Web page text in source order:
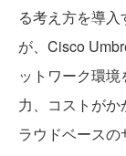
る考え方を導
が、Cisco
ットワーク環
力、コストが
ラウドベース